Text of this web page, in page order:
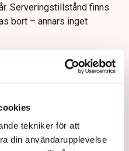
tekniker för att
din användarupplevelse
Serveringstillstånd finns
bort – annars inget
som är det stora
marken. Om markisen
frihängande, då hade
med tillstånden.